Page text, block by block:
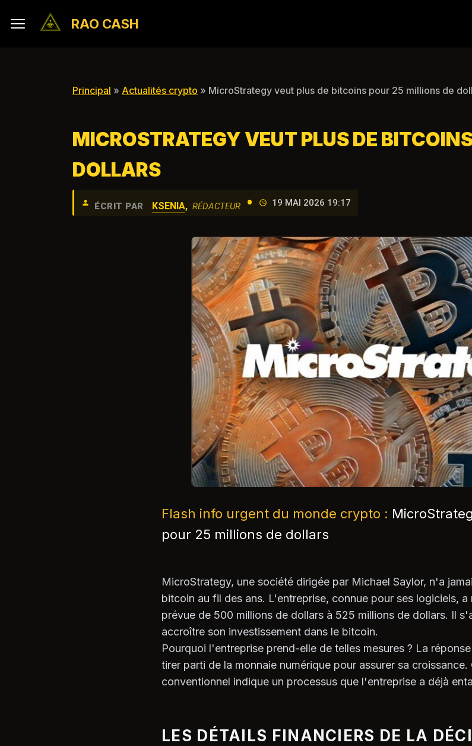
RAO CASH
Principal » Actualités crypto » MicroStrategy veut plus de bitcoins pour 25 millions de
MICROSTRATEGY VEUT PLUS DE
DOLLARS
ÉCRIT PAR KSENIA, RÉDACTEUR • 19 MAI 2026 19:17
Flash info urgent du monde crypto :
pour 25 millions de dollars
MicroStrategy, une société dirigée par Michael Saylor, n'a
bitcoin au fil des ans. L'entreprise, connue pour ses logiciels,
prévue de 500 millions de dollars à 525 millions de dollars. Il
accroître son investissement dans le bitcoin.
Pourquoi l'entreprise prend-elle de telles mesures ? La
tirer parti de la monnaie numérique pour assurer sa
conventionnel indique un processus que l'entreprise a déjà
LES DÉTAILS FINANCIERS DE LA